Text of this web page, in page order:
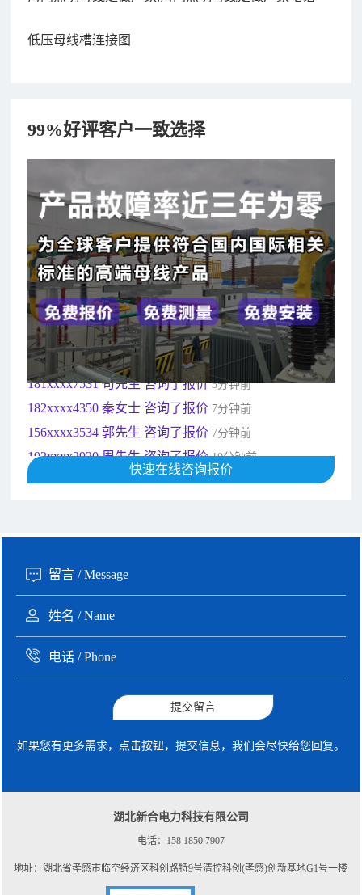
低压母线槽连接图
99%好评客户一致选择
182xxxx4350 秦女士 咨询了报价 7分钟前
156xxxx3534 郭先生 咨询了报价7分钟前
192xxxx2920 周先生 咨询了报价10分钟前
189xxxx6562 王先生 咨询了报价1秒前
190xxxx3508 徐女士 咨询了报价5秒前
135xxxx6654 张先生 咨询了报价
181xxxx7531 苟先生 咨询了报价5分钟前
189xxxx6562 王先生 咨询了报价1秒前
快速在线咨询报价
提交留言
如果您有更多需求，点击按钮，提交信息，我们会尽快给您回复。
湖北新合电力科技有限公司
电话：158 1850 7907
地址：湖北省孝感市临空经济区科创路特9号清控科创(孝感)创新基地G1号一楼